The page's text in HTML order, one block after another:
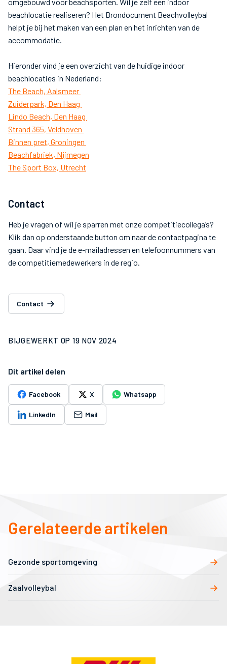
beachlocatie realiseren? Het Brondocument Beachvolleybal
helpt je bij het maken van een plan en het inrichten van de
accommodatie.
Hieronder vind je een overzicht van de huidige indoor
beachlocaties in Nederland:
The Beach, Aalsmeer
Zuiderpark, Den Haag
Lindo Beach, Den Haag
Strand 365, Veldhoven
Binnen pret, Groningen
Beachfabriek, Nijmegen
The Sport Box, Utrecht
Contact
Heb je vragen of wil je sparren met onze competitiecollega’s?
Klik dan op onderstaande button om naar de contactpagina te
gaan. Daar vind je de e-mailadressen en telefoonnummers van
de competitiemedewerkers in de regio.
Contact
BIJGEWERKT OP 19 NOV 2024
Dit artikel delen
Facebook X Whatsapp
LinkedIn Mail
Gerelateerde artikelen
Gezonde sportomgeving
Zaalvolleybal